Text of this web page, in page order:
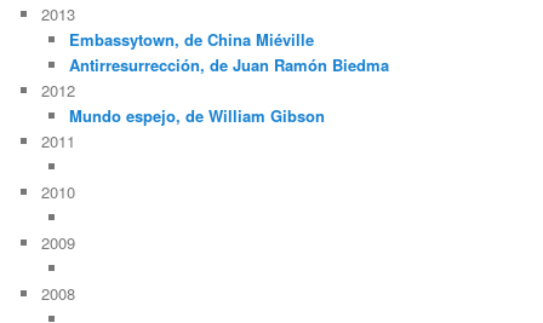
2013
Embassytown, de China Miéville
Antirresurrección, de Juan Ramón Biedma
2012
Mundo espejo, de William Gibson
2011
2010
2009
2008